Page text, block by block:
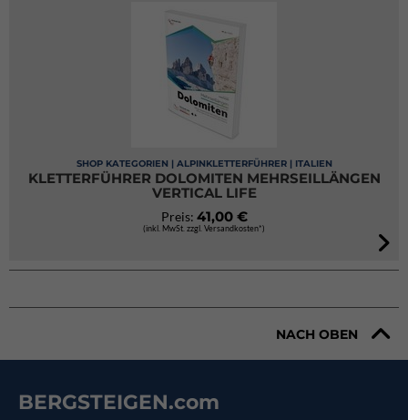
SHOP KATEGORIEN | ALPINKLETTERFÜHRER | ITALIEN
KLETTERFÜHRER DOLOMITEN MEHRSEILLÄNGEN
VERTICAL LIFE
Preis: 41,00 €
(inkl. MwSt. zzgl. Versandkosten*)
NACH OBEN
BERGSTEIGEN.com